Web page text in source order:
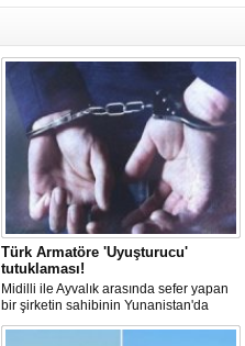
Türk Armatöre 'Uyuşturucu'
tutuklaması!
Midilli ile Ayvalık arasında sefer yapan
bir şirketin sahibinin Yunanistan'da
tutuklandığı bildirildi.